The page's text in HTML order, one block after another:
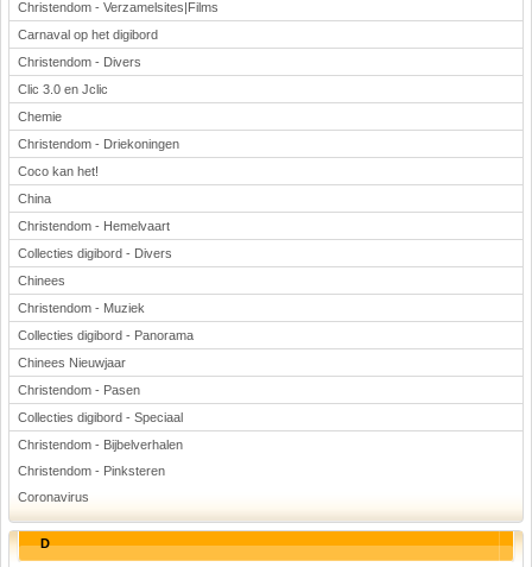
Christendom - Verzamelsites|Films
Carnaval op het digibord
Christendom - Divers
Clic 3.0 en Jclic
Chemie
Christendom - Driekoningen
Coco kan het!
China
Christendom - Hemelvaart
Collecties digibord - Divers
Chinees
Christendom - Muziek
Collecties digibord - Panorama
Chinees Nieuwjaar
Christendom - Pasen
Collecties digibord - Speciaal
Christendom - Bijbelverhalen
Christendom - Pinksteren
Coronavirus
D